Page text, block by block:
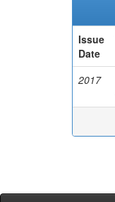
Issue
Date
2017